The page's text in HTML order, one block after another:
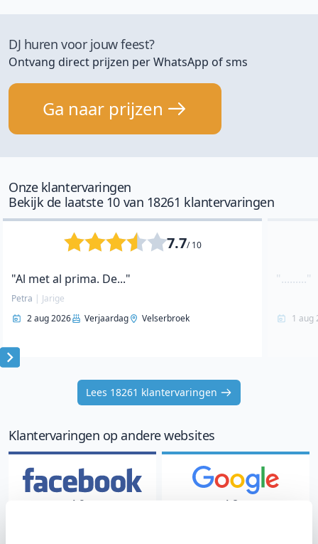
DJ huren voor jouw feest?
Ontvang direct prijzen per WhatsApp of sms
Ga naar prijzen
Onze klantervaringen
Bekijk de laatste 10 van 18261 klantervaringen
7.7/ 10
"Al met al prima. De..."
Petra | Jarige
2 aug 2026
Verjaardag Velserbroek
"........."
1 aug
Item
Lees 18261 klantervaringen
Klantervaringen op andere websites
4.9 4.8